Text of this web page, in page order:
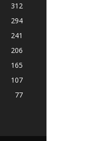
312
294
241
206
165
107
77